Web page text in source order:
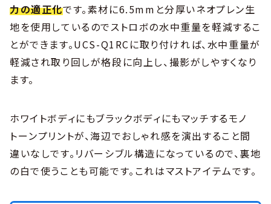
力の適正化です。素材に6.5mmと分厚いネオプレン生
地を使用しているのでストロボの水中重量を軽減するこ
とができます。UCS-Q1RCに取り付ければ、水中重量が
軽減され取り回しが格段に向上し、撮影がしやすくなり
ます。
ホワイトボディにもブラックボディにもマッチするモノ
トーンプリントが、海辺でおしゃれ感を演出すること間
違いなしです。リバーシブル構造になっているので、裏地
の白で使うことも可能です。これはマストアイテムです。